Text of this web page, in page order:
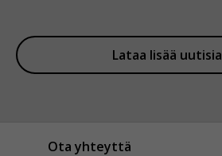
Lataa lisää uutisia
Ota yhteyttä